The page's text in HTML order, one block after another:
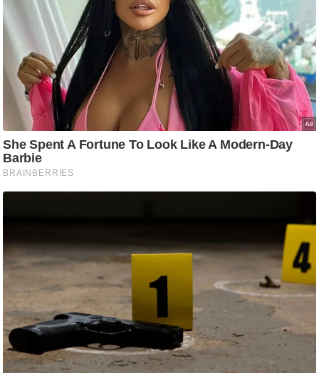
मि
स्तं
भ
ए
म
.
आ
र
ई
.
य
प
स